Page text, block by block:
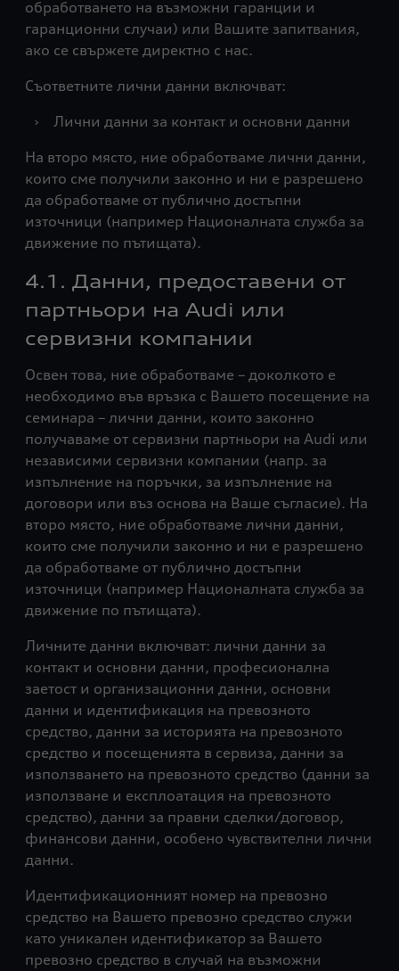
обработването на възможни гаранции и
гаранционни случаи) или Вашите запитвания,
ако се свържете директно с нас.
Съответните лични данни включват:
›
Лични данни за контакт и основни данни
На второ място, ние обработваме лични данни,
които сме получили законно и ни е разрешено
да обработваме от публично достъпни
източници (например Националната служба за
движение по пътищата).
4.1. Данни, предоставени от
партньори на Audi или
сервизни компании
Освен това, ние обработваме – доколкото е
необходимо във връзка с Вашето посещение на
семинара – лични данни, които законно
получаваме от сервизни партньори на Audi или
независими сервизни компании (напр. за
изпълнение на поръчки, за изпълнение на
договори или въз основа на Ваше съгласие). На
второ място, ние обработваме лични данни,
които сме получили законно и ни е разрешено
да обработваме от публично достъпни
източници (например Националната служба за
движение по пътищата).
Личните данни включват: лични данни за
контакт и основни данни, професионална
заетост и организационни данни, основни
данни и идентификация на превозното
средство, данни за историята на превозното
средство и посещенията в сервиза, данни за
използването на превозното средство (данни за
използване и експлоатация на превозното
средство), данни за правни сделки/договор,
финансови данни, особено чувствителни лични
данни.
Идентификационният номер на превозно
средство на Вашето превозно средство служи
като уникален идентификатор за Вашето
превозно средство в случай на възможни